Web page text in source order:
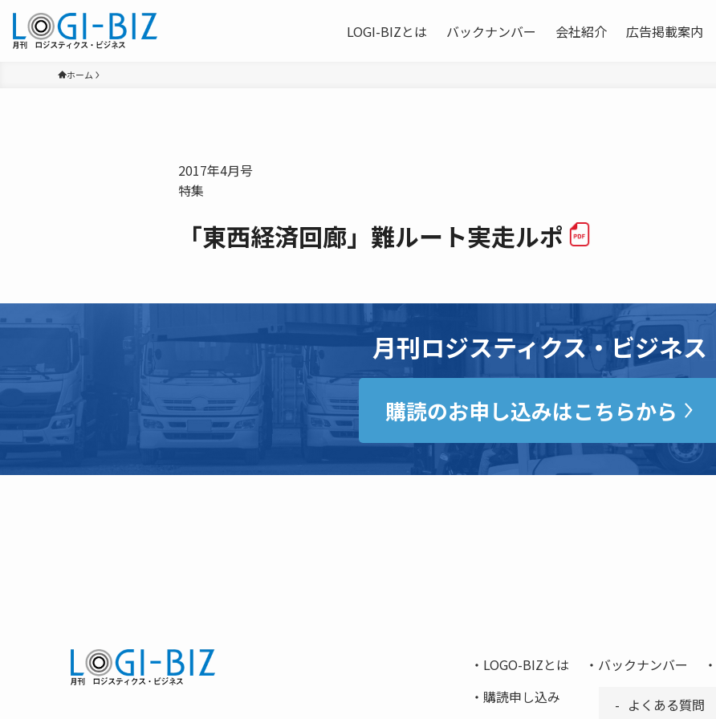
LOGI-BIZとは バックナンバー 会社紹介 広告掲載案内
ホーム
2017年4月号
特集
「東西経済回廊」難ルート実走ルポ
月刊ロジスティクス・ビジネス
購読のお申し込みはこちらから
LOGO-BIZとは バックナンバー
購読申し込み
よくある質問